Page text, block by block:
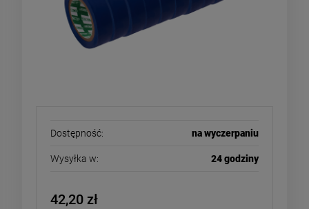
Dostępność: na wyczerpaniu
Wysyłka w: 24 godziny
42,20 zł